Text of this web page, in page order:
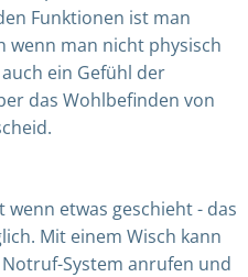
Funktionen ist man
wenn man nicht physisch
ein Gefühl der
das Wohlbefinden von
etwas geschieht - das
Mit einem Wisch kann
System anrufen und